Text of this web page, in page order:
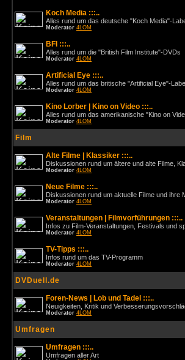
Koch Media :::..
Alles rund um das deutsche "Koch Media"-
Moderator 4LOM
BFI :::..
Alles rund um die "British Film Institute"-DVDs
Moderator 4LOM
Artificial Eye :::..
Alles rund um das britische "Artificial Eye"-
Moderator 4LOM
Kino Lorber | Kino on Video :::..
Alles rund um das amerikanische "Kino on
Moderator 4LOM
Film
Alte Filme | Klassiker :::..
Diskussionen rund um ältere und alte Filme,
Moderator 4LOM
Neue Filme :::..
Diskussionen rund um aktuelle Filme und ihre
Moderator 4LOM
Veranstaltungen | Filmvorführungen :::..
Infos zu Film-Veranstaltungen, Festivals und
Moderator 4LOM
TV-Tipps :::..
Infos rund um das TV-Programm
Moderator 4LOM
DVDuell.de
Foren-News | Lob und Tadel :::..
Neuigkeiten, Kritik und
Moderator 4LOM
Umfragen
Umfragen :::..
Umfragen aller Art